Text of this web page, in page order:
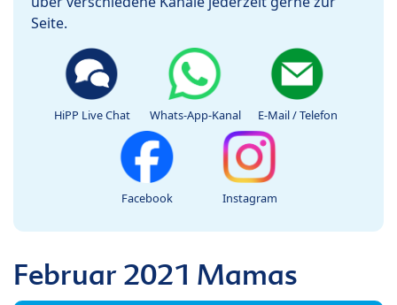
Seite.
HiPP Live Chat Whats-App-Kanal E-Mail / Telefon
Facebook Instagram
Februar 2021 Mamas